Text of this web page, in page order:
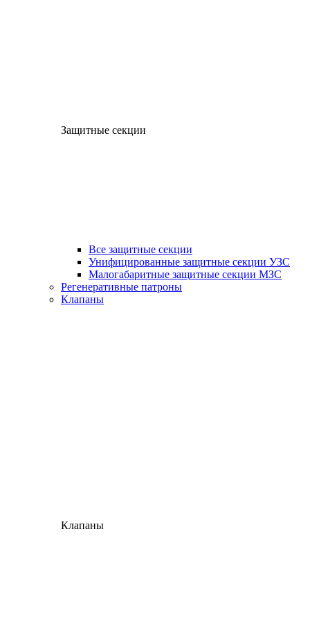
Защитные секции
Все защитные секции
Унифицированные защитные секции УЗС
Малогабаритные защитные секции МЗС
Регенеративные патроны
Клапаны
Клапаны